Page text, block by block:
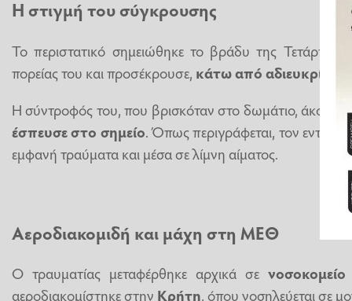
Η στιγμή του σύγκρουσης
Το περιστατικό σημειώθηκε το βράδυ της
πορείας του και προσέκρουσε, κάτω από
Η σύντροφός του, που βρισκόταν στο δωμάτιο,
έσπευσε στο σημείο. Όπως περιγράφεται, τον
εμφανή τραύματα και μέσα σε λίμνη αίματος.
Αεροδιακομιδή και μάχη στη ΜΕΘ
Ο τραυματίας μεταφέρθηκε αρχικά σε
αεροδιακομίστηκε στην Κρήτη, όπου νοσηλεύεται σε